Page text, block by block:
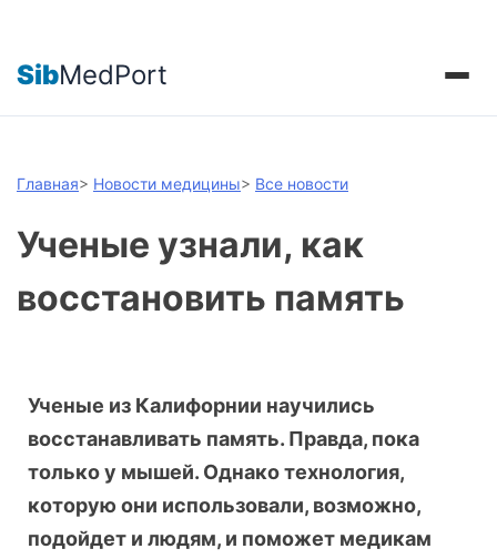
SibMedPort
Главная> Новости медицины> Все новости
Ученые узнали, как
восстановить память
Ученые из Калифорнии научились
восстанавливать память. Правда, пока
только у мышей. Однако технология,
которую они использовали, возможно,
подойдет и людям, и поможет медикам